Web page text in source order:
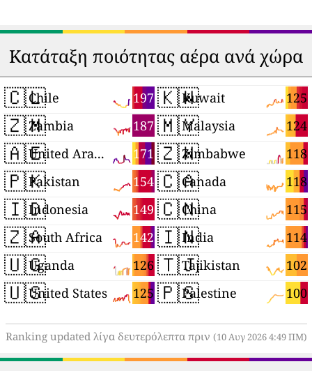
Κατάταξη ποιότητας αέρα ανά χώρα
🇨🇱 197
Chile
🇿🇲 187
Zambia
🇦🇪 171
United Arab Emirates
🇵🇰 154
Pakistan
🇮🇩 149
Indonesia
🇿🇦 142
South Africa
🇺🇬 126
Uganda
🇺🇸 125
United States
🇰🇼 125
Kuwait
🇲🇾 124
Malaysia
🇿🇼 118
Zimbabwe
🇨🇦 118
Canada
🇨🇳 115
China
🇮🇳 114
India
🇹🇯 102
Tajikistan
🇵🇸 100
Palestine
Ranking updated λίγα δευτερόλεπτα πριν (10 Αυγ 2026 4:49 ΠΜ)